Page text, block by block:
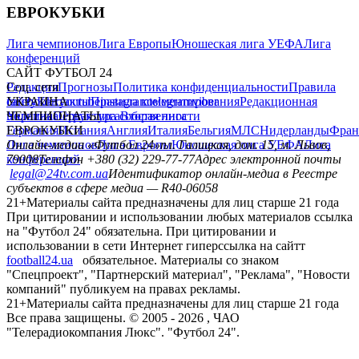
ЕВРОКУБКИ
Лига чемпионовЛига ЕвропыЮношеская лига УЕФАЛига
конференций
САЙТ ФУТБОЛ 24
РедакцияПрогнозыПолитика конфиденциальностиПравила
сайтуКонтактыПравила комментированияРедакционная
политикаСтруктура собственности
Соц. сети
facebookxyoutubeinstagramtelegramviber
УКРАИНА
УкраинаПервая лигаВторая лига
ЧЕМПИОНАТЫ
ГерманияИспанияАнглияИталияБельгияМЛСНидерланды
ЕВРОКУБКИ
Лига чемпионовЛига ЕвропыЮношеская лига УЕФАЛига
конференций
Онлайн-медиа «Футбол 24»пл. Галицкая, дом. 15, м. Львов,
79008Телефон +380 (32) 229-77-77Адрес электронной почты
legal@24tv.com.uaИдентификатор онлайн-медиа в Реестре
субъектов в сфере медиа — R40-06058
21+Материалы сайта предназначены для лиц старше 21 года
При цитировании и использовании любых материалов ссылка
на "Футбол 24" обязательна. При цитировании и
использовании в сети Интернет гиперссылка на сайтт
football24.ua
обязательное. Материалы со знаком
"Спецпроект", "Партнерский материал", "Реклама", "Новости
компаний" публикуем на правах рекламы.
21+Материалы сайта предназначены для лиц старше 21 года
Все права защищены. © 2005 - 2026 , ЧАО
"Телерадиокомпания Люкс". "Футбол 24".